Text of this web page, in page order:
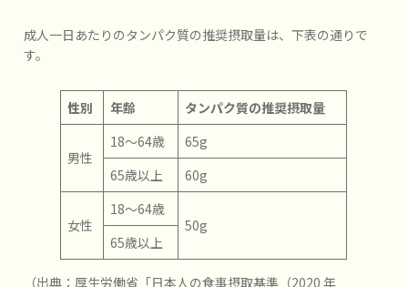
成人一日あたりのタンパク質の推奨摂取量は、下表の通りで
す。
性別 年齢 タンパク質の推奨摂取量
男性
18～64歳
65g
65歳以上
60g
女性
18～64歳
50g
65歳以上
（出典：厚生労働省「日本人の食事摂取基準（2020 年